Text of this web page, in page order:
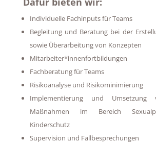
Individuelle Fachinputs für Teams
Begleitung und Beratung bei der
sowie Überarbeitung von Konzepten
Mitarbeiter*innenfortbildungen
Fachberatung für Teams
Risikoanalyse und Risikominimierung
Implementierung und Umsetzung
Maßnahmen im Bereich
Kinderschutz
Supervision und Fallbesprechungen